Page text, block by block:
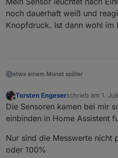
noch dauerhaft weiß und
Knopfdruck. Ist dann wohl im
etwa einem Monat später
Offline
Torsten Engeserschrieb am 1.
zuletzt editiert
Die Sensoren kamen bei mir
einbinden in Home Assistent
Nur sind die Messwerte nicht
oder 100%